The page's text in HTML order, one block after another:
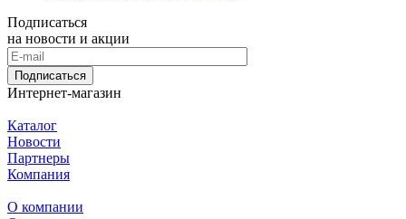
Подписаться
на новости и акции
Подписаться
Интернет-магазин
Каталог
Новости
Партнеры
Компания
О компании